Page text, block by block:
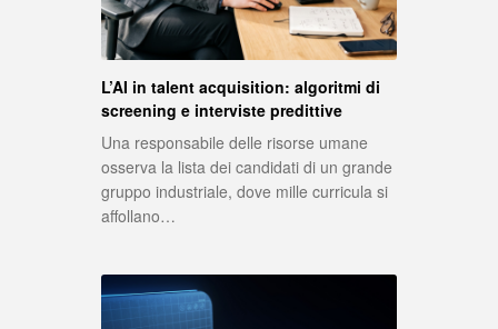
L’AI in talent acquisition: algoritmi di
screening e interviste predittive
Una responsabile delle risorse umane
osserva la lista dei candidati di un grande
gruppo industriale, dove mille curricula si
affollano…